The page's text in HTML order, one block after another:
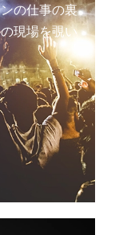
の仕事の裏
現場を覗い